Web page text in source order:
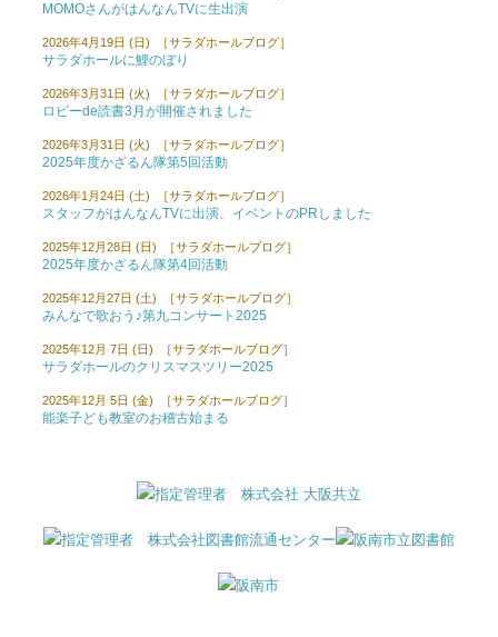
MOMOさんがはんなんTVに生出演
2026年4月19日 (日) ［サラダホールブログ］
サラダホールに鯉のぼり
2026年3月31日 (火) ［サラダホールブログ］
ロビーde読書3月が開催されました
2026年3月31日 (火) ［サラダホールブログ］
2025年度かざるん隊第5回活動
2026年1月24日 (土) ［サラダホールブログ］
スタッフがはんなんTVに出演、イベントのPRしました
2025年12月28日 (日) ［サラダホールブログ］
2025年度かざるん隊第4回活動
2025年12月27日 (土) ［サラダホールブログ］
みんなで歌おう♪第九コンサート2025
2025年12月 7日 (日) ［サラダホールブログ］
サラダホールのクリスマスツリー2025
2025年12月 5日 (金) ［サラダホールブログ］
能楽子ども教室のお稽古始まる